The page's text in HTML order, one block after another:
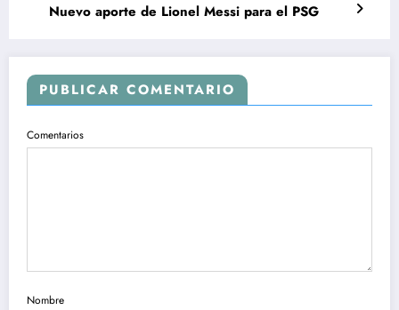
Nuevo aporte de Lionel Messi para el PSG
PUBLICAR COMENTARIO
Comentarios
Nombre